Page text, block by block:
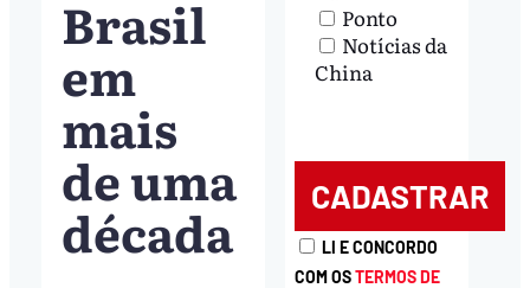
Brasil
em
mais
de uma
década
Ponto
Notícias da
China
LI E CONCORDO
COM OSTERMOS DE